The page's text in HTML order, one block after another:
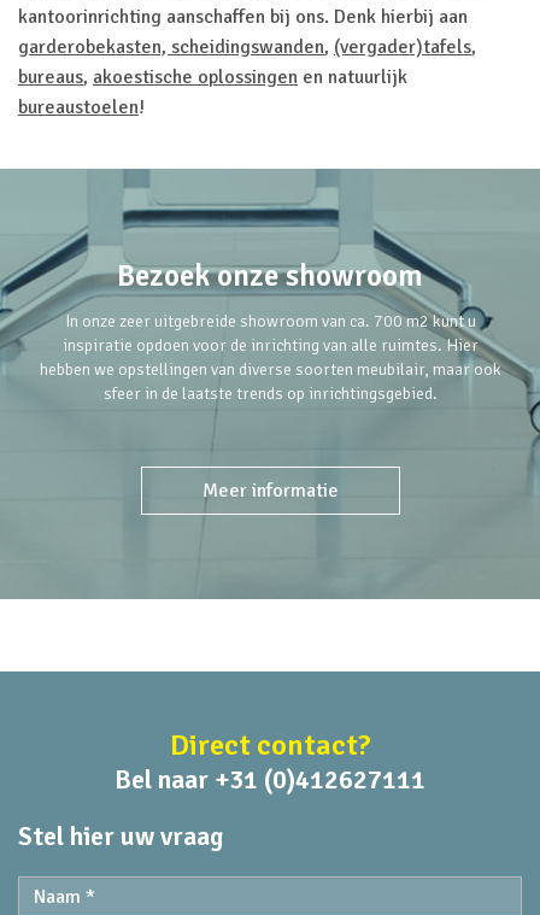
kantoorinrichting aanschaffen bij ons. Denk hierbij aan
garderobekasten, scheidingswanden, (vergader)tafels,
bureaus, akoestische oplossingen en natuurlijk
bureaustoelen!
Bezoek onze showroom
In onze zeer uitgebreide showroom van ca. 700 m2 kunt u
inspiratie opdoen voor de inrichting van alle ruimtes. Hier
hebben we opstellingen van diverse soorten meubilair, maar ook
sfeer in de laatste trends op inrichtingsgebied.
Meer informatie
Direct contact?
Bel naar +31 (0)412627111
Stel hier uw vraag